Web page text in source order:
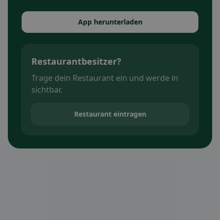
App herunterladen
Restaurantbesitzer?
Trage dein Restaurant ein und werde in
sichtbar.
Restaurant eintragen